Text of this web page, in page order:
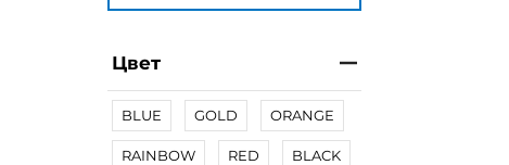
Цвет
BLUE GOLD ORANGE
RAINBOW RED BLACK